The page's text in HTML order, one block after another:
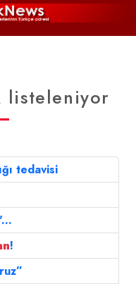
listeleniyor
tedavisi
!